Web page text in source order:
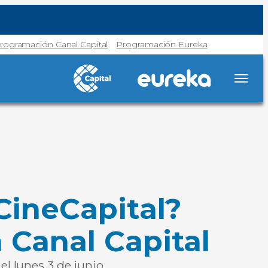
Canal Capital Programación Eureka
Canal Capital
lunes 3 de junio.